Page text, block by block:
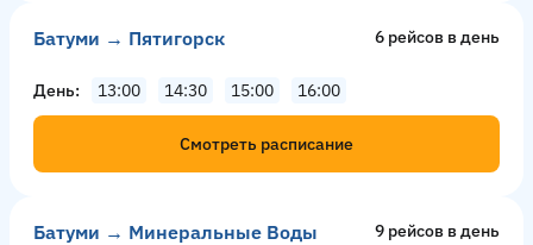
Батуми → Пятигорск 6 рейсов в день
День 13:00 14:30 15:00 16:00
Смотреть расписание
Батуми → Минеральные Воды 9 рейсов в день